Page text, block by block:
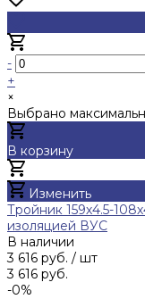
-
+
×
Выбрано
В корзину
Изменить
Тройник 159х4.5-
изоляцией ВУС
В наличии
3 616 руб. / шт
3 616 руб.
-0%